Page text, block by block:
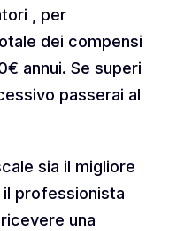
, per
dei compensi
annui. Se superi
passerai al
sia il migliore
professionista
una